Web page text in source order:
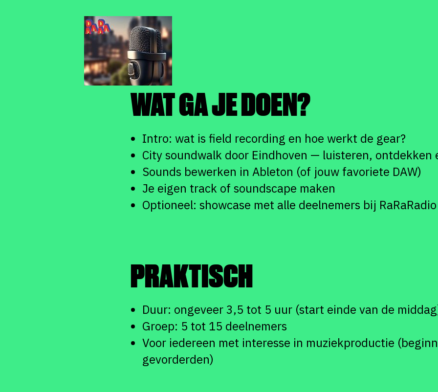
WAT GA JE DOEN?
Intro: wat is field recording en hoe werkt de gear?
City soundwalk door Eindhoven — luisteren, ontdekken
Sounds bewerken in Ableton (of jouw favoriete DAW)
Je eigen track of soundscape maken
Optioneel: showcase met alle deelnemers bij RaRaRadio
PRAKTISCH
Duur: ongeveer 3,5 tot 5 uur (start einde van de
Groep: 5 tot 15 deelnemers
Voor iedereen met interesse in muziekproductie
gevorderden)